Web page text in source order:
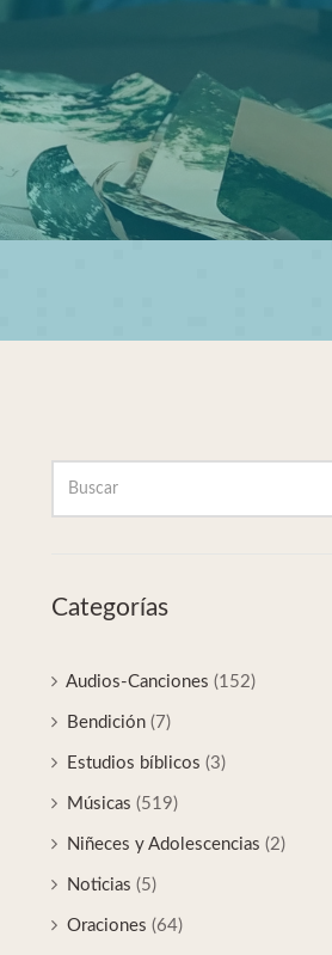
Categorías
Audios-Canciones (152)
Bendición (7)
Estudios bíblicos (3)
Músicas (519)
Niñeces y Adolescencias (2)
Noticias (5)
Oraciones (64)